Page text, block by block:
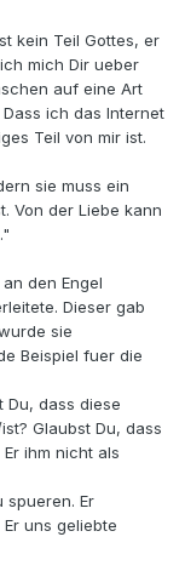
kein Teil Gottes, er
mich Dir ueber
auf eine Art
ich das Internet
Teil von mir ist.
sie muss ein
Von der Liebe kann
den Engel
Dieser gab
sie
Beispiel fuer die
Du, dass diese
Glaubst Du, dass
ihm nicht als
spueren. Er
uns geliebte